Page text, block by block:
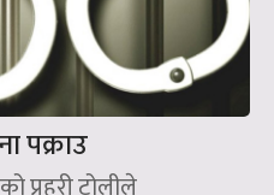
पक्राउ